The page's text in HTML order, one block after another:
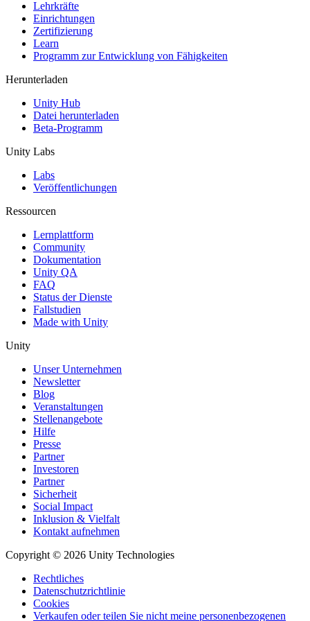
XR-Spiele
XR-Spiele plattformübergreifend starten
Multiplayer-Spiele
Vereinfachte Entwicklung von Multiplayer-Spielen
Lehrkräfte
Einrichtungen
Zertifizierung
Learn
Programm zur Entwicklung von Fähigkeiten
Herunterladen
Unity Hub
Datei herunterladen
Beta-Programm
Unity Labs
Labs
Veröffentlichungen
Ressourcen
Lernplattform
Community
Dokumentation
Unity QA
FAQ
Status der Dienste
Fallstudien
Made with Unity
Unity
Unser Unternehmen
Newsletter
Blog
Veranstaltungen
Stellenangebote
Hilfe
Presse
Partner
Investoren
Partner
Sicherheit
Social Impact
Inklusion & Vielfalt
Kontakt aufnehmen
Copyright © 2026 Unity Technologies
Rechtliches
Datenschutzrichtlinie
Cookies
Verkaufen oder teilen Sie nicht meine personenbezogenen